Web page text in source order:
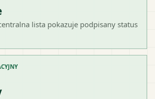
lista pokazuje podpisany status